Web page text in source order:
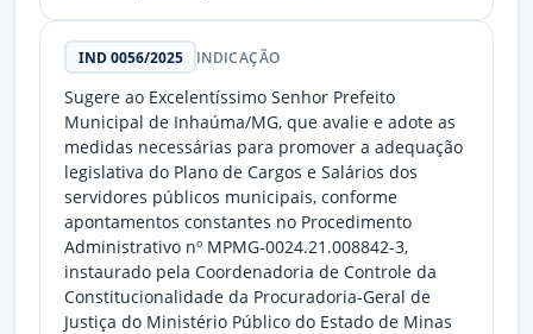
IND 0056/2025 INDICAÇÃO
Sugere ao Excelentíssimo Senhor Prefeito
Municipal de Inhaúma/MG, que avalie e adote as
medidas necessárias para promover a adequação
legislativa do Plano de Cargos e Salários dos
servidores públicos municipais, conforme
apontamentos constantes no Procedimento
Administrativo nº MPMG-0024.21.008842-3,
instaurado pela Coordenadoria de Controle da
Constitucionalidade da Procuradoria-Geral de
Justiça do Ministério Público do Estado de Minas